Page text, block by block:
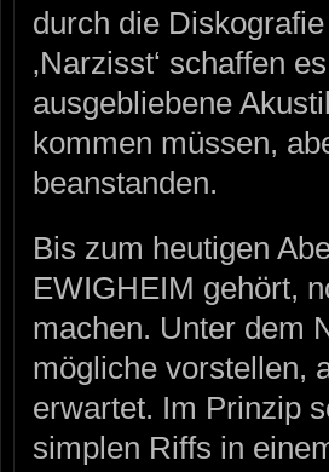
durch die
‚Narzisst‘ schaffen
ausgebliebene
kommen müssen,
beanstanden.
Bis zum heutigen
EWIGHEIM gehört,
machen. Unter dem
mögliche vorstellen,
erwartet. Im Prinzip
simplen Riffs in